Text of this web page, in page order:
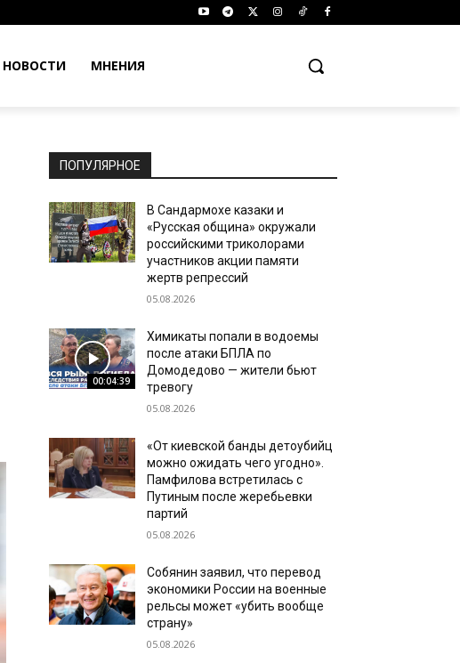
НОВОСТИ МНЕНИЯ
ПОПУЛЯРНОЕ
В Сандармохе казаки и
«Русская община» окружали
российскими триколорами
участников акции памяти
жертв репрессий
05.08.2026
00:04:39
Химикаты попали в водоемы
после атаки БПЛА по
Домодедово — жители бьют
тревогу
05.08.2026
«От киевской банды детоубийц
можно ожидать чего угодно».
Памфилова встретилась с
Путиным после жеребьевки
партий
05.08.2026
Собянин заявил, что перевод
экономики России на военные
рельсы может «убить вообще
страну»
05.08.2026